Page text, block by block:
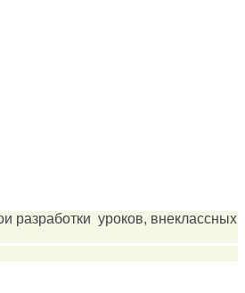
разработки уроков, внеклассных